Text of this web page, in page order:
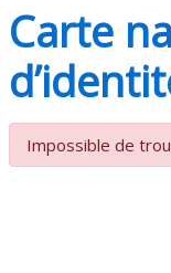
Carte
Impossible de